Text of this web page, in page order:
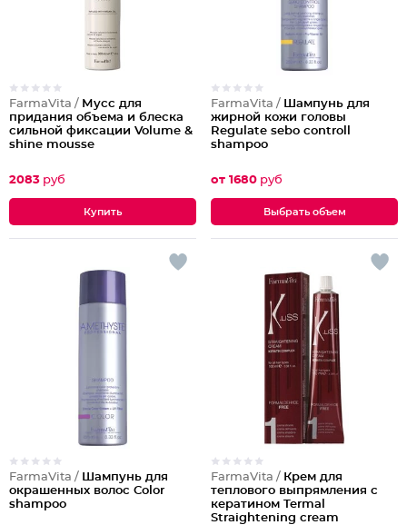
FarmaVita / Мусс для
придания объема и блеска
сильной фиксации Volume &
shine mousse
2083 руб
FarmaVita / Шампунь для
жирной кожи головы
Regulate sebo controll
shampoo
от 1680 руб
Выбрать объем
FarmaVita / Шампунь для
окрашенных волос Color
shampoo
FarmaVita / Крем для
теплового выпрямления с
кератином Termal
Straightening cream